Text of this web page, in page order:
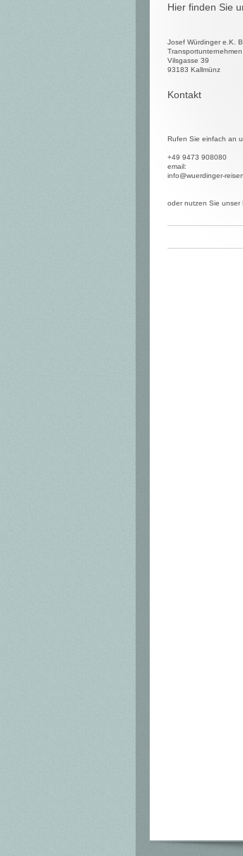
Hier finden Sie
Josef Würdinger e.K.
Transportunternehmen
Vilsgasse 39
93183 Kallmünz
Kontakt
Rufen Sie einfach an
+49 9473 908080
email:
info@wuerdinger-
oder nutzen Sie unser